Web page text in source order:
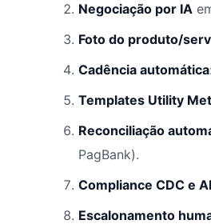
Negociação por IA
Foto do produto/
Cadência automática
Templates Utility
Reconciliação
PagBank).
Compliance CDC e
Escalonamento